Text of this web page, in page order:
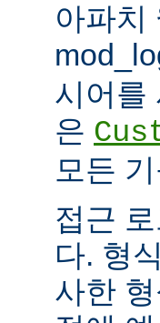
아파치
시어를
은
모든
접근
다. 형
사한